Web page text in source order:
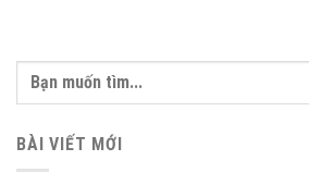
BÀI VIẾT MỚI